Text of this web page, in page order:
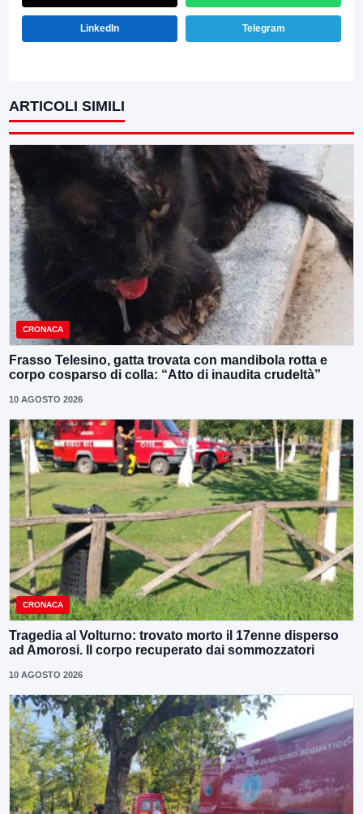
LinkedIn Telegram
ARTICOLI SIMILI
CRONACA
Frasso Telesino, gatta trovata con mandibola rotta e
corpo cosparso di colla: “Atto di inaudita crudeltà”
10 AGOSTO 2026
CRONACA
Tragedia al Volturno: trovato morto il 17enne disperso
ad Amorosi. Il corpo recuperato dai sommozzatori
10 AGOSTO 2026